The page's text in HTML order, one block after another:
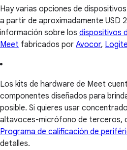
Hay varias opciones de
a partir de aproximadamente USD
información sobre los dispositivos
Meet fabricados por Avocor,
Los kits de hardware de Meet
componentes diseñados para
posible. Si quieres usar
altavoces-micrófono de terceros,
Programa de calificación de
detalles.